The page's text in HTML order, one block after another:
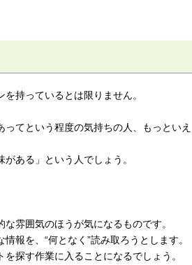
持っているとは限りません。
てという程度の気持ちの人、もっといえ
ある」という人でしょう。
雰囲気のほうが気になるものです。
報を、“何となく”読み取ろうとします。
探す作業に入ることになるでしょう。